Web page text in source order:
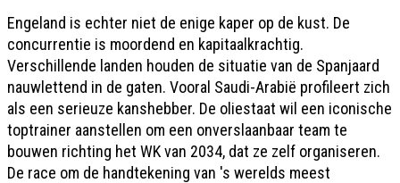
Engeland is echter niet de enige kaper op de kust. De
concurrentie is moordend en kapitaalkrachtig.
Verschillende landen houden de situatie van de Spanjaard
nauwlettend in de gaten. Vooral Saudi-Arabië profileert zich
als een serieuze kanshebber. De oliestaat wil een iconische
toptrainer aanstellen om een onverslaanbaar team te
bouwen richting het WK van 2034, dat ze zelf organiseren.
De race om de handtekening van 's werelds meest